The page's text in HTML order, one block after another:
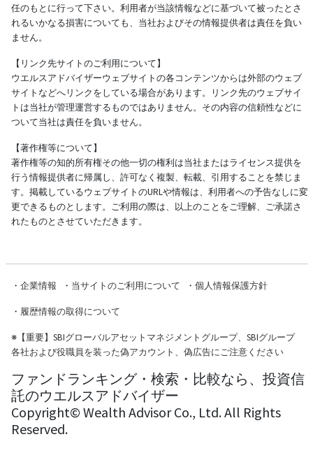
任のもとに行って下さい。利用者が当該情報などに基づいて被ったとさ
れるいかなる損害についても、当社およびその情報提供者は責任を負い
ません。
【リンク先サイトのご利用について】
ウエルスアドバイザーウェブサイトの各コンテンツからは外部のウェブ
サイトなどへリンクをしている場合があります。リンク先のウェブサイ
トは当社が管理運営するものではありません。その内容の信頼性などに
ついて当社は責任を負いません。
【著作権等について】
著作権等の知的所有権その他一切の権利は当社またはライセンス提供を
行う情報提供者に帰属し、許可なく複製、転載、引用することを禁じま
す。掲載しているウェブサイトのURLや情報は、利用者への予告なしに変
更できるものとします。ご利用の際は、以上のことをご理解、ご承諾さ
れたものとさせていただきます。
・ 企業情報 ・ 当サイトのご利用について ・ 個人情報保護方針
・ 履歴情報の取得について
※【重要】SBIグローバルアセットマネジメントグループ、SBIグループ
各社および役職員を装った偽アカウント、偽広告にご注意ください
ファンドランキング・検索・比較なら、投資信
託のウエルスアドバイザー
Copyright© Wealth Advisor Co., Ltd. All Rights
Reserved.